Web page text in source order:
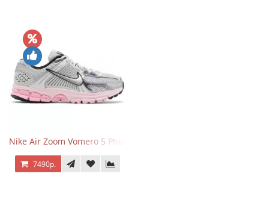
Nike Air Zoom Vomero 5 Photon Dust Pink Foam
7490р.